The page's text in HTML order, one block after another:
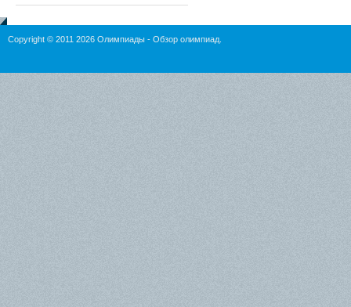
Copyright © 2011 2026 Олимпиады - Обзор олимпиад.